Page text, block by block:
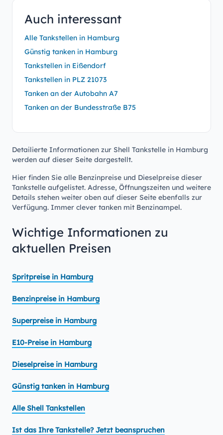
Auch interessant
Alle Tankstellen in Hamburg
Günstig tanken in Hamburg
Tankstellen in Eißendorf
Tankstellen in PLZ 21073
Tanken an der Autobahn A7
Tanken an der Bundesstraße B75
Detailierte Informationen zur Shell Tankstelle in Hamburg
werden auf dieser Seite dargestellt.
Hier finden Sie alle Benzinpreise und Dieselpreise dieser
Tankstelle aufgelistet. Adresse, Öffnungszeiten und weitere
Details stehen weiter oben auf dieser Seite ebenfalls zur
Verfügung. Immer clever tanken mit Benzinampel.
Wichtige Informationen zu
aktuellen Preisen
Spritpreise in Hamburg
Benzinpreise in Hamburg
Superpreise in Hamburg
E10-Preise in Hamburg
Dieselpreise in Hamburg
Günstig tanken in Hamburg
Alle Shell Tankstellen
Ist das Ihre Tankstelle? Jetzt beanspruchen